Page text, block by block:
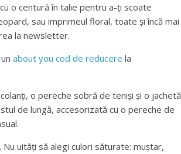
o centură în talie pentru a-ți scoate
sau imprimeul floral, toate și încă mai
la newsletter.
about you cod de reducere la
o pereche sobră de teniși și o jachetă
de lungă, accesorizată cu o pereche de
uități să alegi culori săturate: muștar,